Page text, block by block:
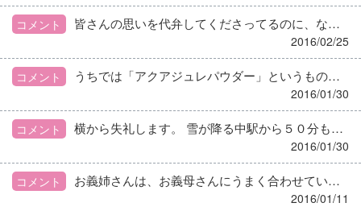
コメント 皆さんの思いを代弁してくださってるのに、なにも消えることはないのに…
2016/02/25
コメント うちでは「アクアジュレパウダー」というものを使っています。イオンサポートは夏場の水分補給にピーチ味とかりんご味とか作っています。 そのイオンサポートを持ってきてもらっている業者に聞いてみるとわかると思いますよ。ゼラチンと寒天の中間の固さで、夏場でもそんなに溶け出さず、ちょうどいいです。
2016/01/30
コメント 横から失礼します。 雪が降る中駅から５０分も歩いて通勤するだけの値打ちがこの施設にあるのか、私だったら悩みます。 もっと近くでいいとこないのでしょうかねえ。
2016/01/30
コメント お義姉さんは、お義母さんにうまく合わせているんでしょうね。 それにしても、今回の「視察」は単に難癖をつけたいだけの「嫁いびり」としか思えません。
2016/01/11